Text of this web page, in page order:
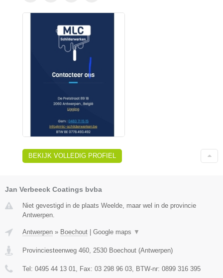
BEKIJK VOLLEDIG PROFIEL
Jan Verbeeck Coatings bvba
Niet gevestigd in de plaats Weelde, maar wel in de provincie
Antwerpen.
Antwerpen » Boechout | Google maps ▼
Provinciesteenweg 460 2530 Boechout (Antwerpen)
Tel: 0495 44 13 01 , Fax: 03 298 96 03 , BTW-nr: 0899 316 395